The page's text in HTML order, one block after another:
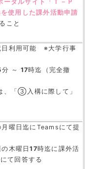
ータルサイト「Ｔ－Ｐ
使用した課外活動申請
こと
利用可能 ※大学行事
分 ～ 17時迄（完全撤
、「③入構に際して」
曜日迄にTeamsにて提
木曜日17時迄に課外活
て回答する